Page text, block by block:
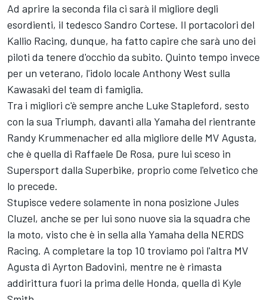
Ad aprire la seconda fila ci sarà il migliore degli
esordienti, il tedesco Sandro Cortese. Il portacolori del
Kallio Racing, dunque, ha fatto capire che sarà uno dei
piloti da tenere d'occhio da subito. Quinto tempo invece
per un veterano, l'idolo locale Anthony West sulla
Kawasaki del team di famiglia.
Tra i migliori c'è sempre anche Luke Stapleford, sesto
con la sua Triumph, davanti alla Yamaha del rientrante
Randy Krummenacher ed alla migliore delle MV Agusta,
che è quella di Raffaele De Rosa, pure lui sceso in
Supersport dalla Superbike, proprio come l'elvetico che
lo precede.
Stupisce vedere solamente in nona posizione Jules
Cluzel, anche se per lui sono nuove sia la squadra che
la moto, visto che è in sella alla Yamaha della NERDS
Racing. A completare la top 10 troviamo poi l'altra MV
Agusta di Ayrton Badovini, mentre ne è rimasta
addirittura fuori la prima delle Honda, quella di Kyle